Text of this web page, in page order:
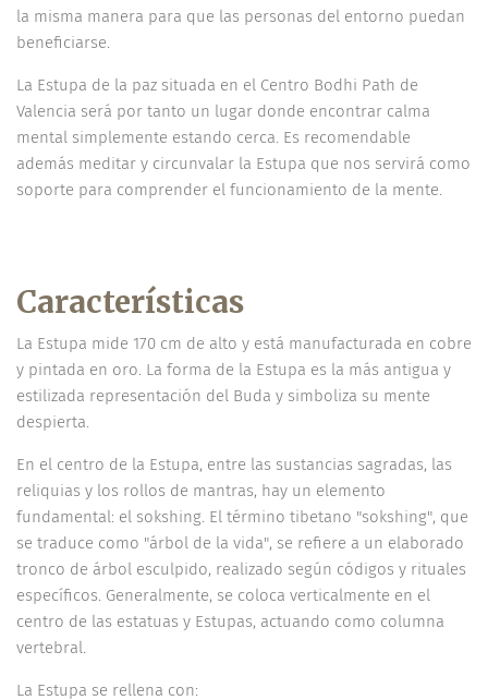
la misma manera para que las personas del entorno puedan
beneficiarse.
La Estupa de la paz situada en el Centro Bodhi Path de
Valencia será por tanto un lugar donde encontrar calma
mental simplemente estando cerca. Es recomendable
además meditar y circunvalar la Estupa que nos servirá como
soporte para comprender el funcionamiento de la mente.
Características
La Estupa mide 170 cm de alto y está manufacturada en cobre
y pintada en oro. La forma de la Estupa es la más antigua y
estilizada representación del Buda y simboliza su mente
despierta.
En el centro de la Estupa, entre las sustancias sagradas, las
reliquias y los rollos de mantras, hay un elemento
fundamental: el sokshing. El término tibetano "sokshing", que
se traduce como "árbol de la vida", se refiere a un elaborado
tronco de árbol esculpido, realizado según códigos y rituales
específicos. Generalmente, se coloca verticalmente en el
centro de las estatuas y Estupas, actuando como columna
vertebral.
La Estupa se rellena con: